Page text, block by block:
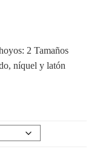
2 Tamaños
níquel y latón